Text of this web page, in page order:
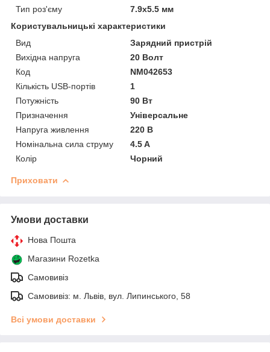
Тип роз'єму
7.9x5.5 мм
Користувальницькі характеристики
Вид
Зарядний пристрій
Вихідна напруга
20 Волт
Код
NM042653
Кількість USB-портів
1
Потужність
90 Вт
Призначення
Універсальне
Напруга живлення
220 В
Номінальна сила струму
4.5 A
Колір
Чорний
Приховати
Умови доставки
Нова Пошта
Магазини Rozetka
Самовивіз
Самовивіз: м. Львів, вул. Липинського, 58
Всі умови доставки